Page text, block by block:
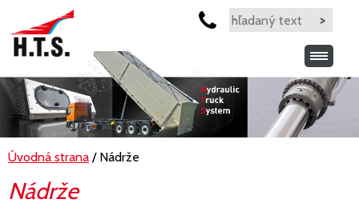
Úvodná strana / Nádrže
Nádrže